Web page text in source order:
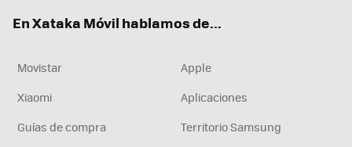
En Xataka Móvil hablamos de...
Movistar
Apple
Xiaomi
Aplicaciones
Guías de compra
Territorio Samsung